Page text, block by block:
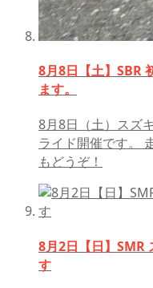
8月8日【土】SBR
ます。
8月8日（土）スズ
ライド開催です。
もどうぞ！
8月2日【日】SMR
す